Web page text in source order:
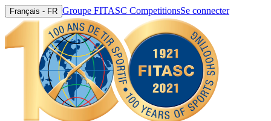
Français - FR Groupe FITASC CompetitionsSe connecter